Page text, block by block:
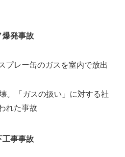
爆発事故
プレー缶のガスを室内で放出
。「ガスの扱い」に対する社
れた事故
工事事故